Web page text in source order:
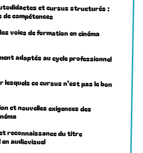
et cursus structurés :
de compétences
voies de formation en cinéma
adaptés au cycle professionnel
lesquels ce cursus n’est pas le bon
et nouvelles exigences des
reconnaissance du titre
audiovisuel